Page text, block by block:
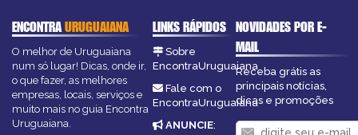
ENCONTRAURUGUAIANA
O melhor de Uruguaiana
num só lugar! Dicas, onde ir,
o que fazer, as melhores
empresas, locais, serviços e
muito mais no guia Encontra
Uruguaiana.
LINKS RÁPIDOS
Sobre
EncontraUruguaiana
Fale com o
EncontraUruguaiana
ANUNCIE:
NOVIDADES POR E-
MAIL
Receba grátis as
principais notícias,
dicas e promoções